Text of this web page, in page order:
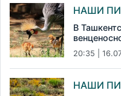
НАШИ
В
20:35 |
НАШИ